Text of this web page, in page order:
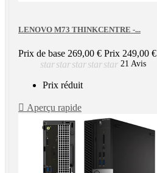
LENOVO M73 THINKCENTRE -...
Prix de base 269,00 € Prix 249,00 €
starstarstarstarstar 21 Avis
Prix réduit
 Aperçu rapide